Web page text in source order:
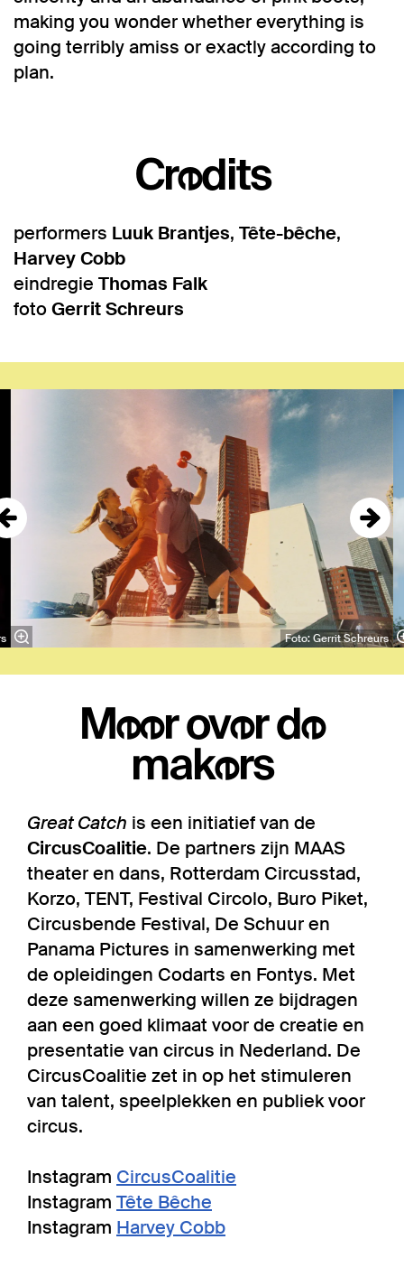
making you wonder whether everything is
going terribly amiss or exactly according to
plan.
Credits
performers Luuk Brantjes, Tête-bêche,
Harvey Cobb
eindregie Thomas Falk
fotoGerrit Schreurs
Foto: Gerrit Schreurs
Meer over de
makers
Great Catch is een initiatief van de
CircusCoalitie. De partners zijn MAAS
theater en dans, Rotterdam Circusstad,
Korzo, TENT, Festival Circolo, Buro Piket,
Circusbende Festival, De Schuur en
Panama Pictures in samenwerking met
de opleidingen Codarts en Fontys. Met
deze samenwerking willen ze bijdragen
aan een goed klimaat voor de creatie en
presentatie van circus in Nederland. De
CircusCoalitie zet in op het stimuleren
van talent, speelplekken en publiek voor
circus.
Instagram CircusCoalitie
Instagram Tête Bêche
Instagram Harvey Cobb